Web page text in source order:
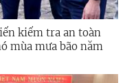
kiểm tra an toàn
mùa mưa bão năm